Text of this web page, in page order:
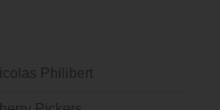
Philibert